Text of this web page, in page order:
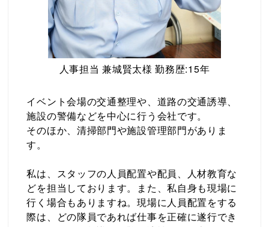
人事担当 兼城賢太様 勤務歴:15年
イベント会場の交通整理や、道路の交通誘導、
施設の警備などを中心に行う会社です。
そのほか、清掃部門や施設管理部門がありま
す。
私は、スタッフの人員配置や配員、人材教育な
どを担当しております。また、私自身も現場に
行く場合もありますね。現場に人員配置をする
際は、どの隊員であれば仕事を正確に遂行でき